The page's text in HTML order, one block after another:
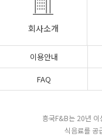
회사소개
이용안내
FAQ
흥국F&B는 20년 이
식음료를 공